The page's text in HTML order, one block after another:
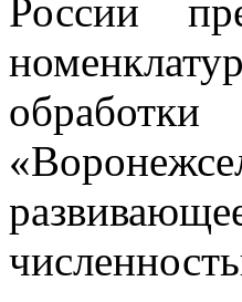
России